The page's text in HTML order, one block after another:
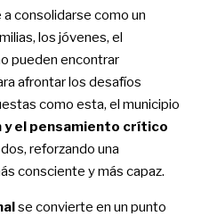
a consolidarse como un
los jóvenes, el
pueden encontrar
afrontar los desafíos
como esta, el municipio
y el pensamiento crítico
reforzando una
consciente y más capaz.
se convierte en un punto